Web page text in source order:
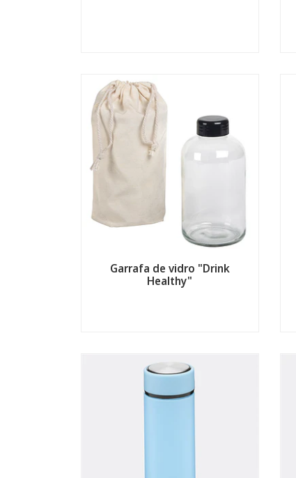
Garrafa de vidro "Drink
Healthy"